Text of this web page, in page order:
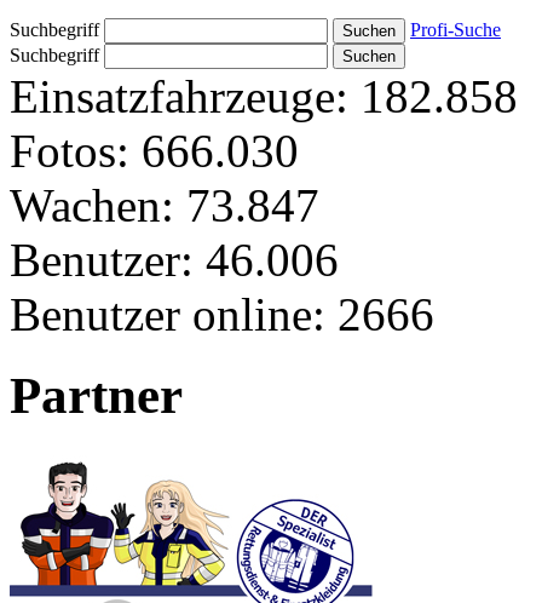
Suchbegriff
Profi-Suche
Suchbegriff
Einsatzfahrzeuge: 182.858
Fotos: 666.030
Wachen: 73.847
Benutzer: 46.006
Benutzer online: 2666
Partner